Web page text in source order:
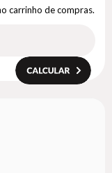
carrinho de compras.